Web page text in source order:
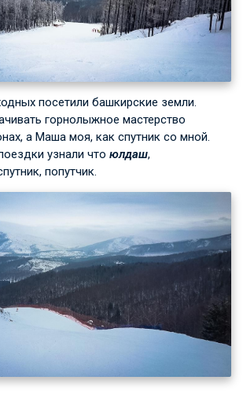
посетили башкирские земли.
горнолыжное мастерство
а Маша моя, как спутник со мной.
узнали что юлдаш,
попутчик.